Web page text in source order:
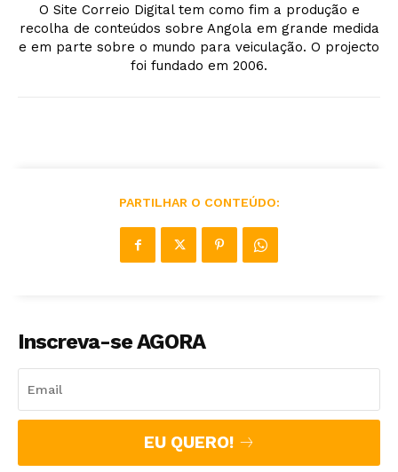
O Site Correio Digital tem como fim a produção e
recolha de conteúdos sobre Angola em grande medida
e em parte sobre o mundo para veiculação. O projecto
foi fundado em 2006.
PARTILHAR O CONTEÚDO:
Inscreva-se AGORA
EU QUERO!